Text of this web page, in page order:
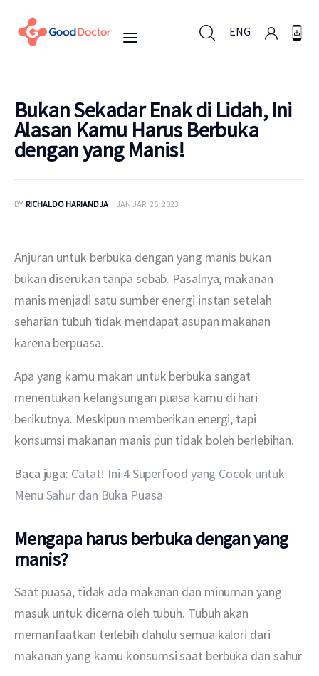
ENG
ENG
Untuk Bisnis
Layanan
Bukan Sekadar Enak di Lidah, Ini
Alasan Kamu Harus Berbuka
dengan yang Manis!
BY RICHALDO HARIANDJA JANUARI 25, 2023
Anjuran untuk berbuka dengan yang manis bukan
bukan diserukan tanpa sebab. Pasalnya, makanan
manis menjadi satu sumber energi instan setelah
seharian tubuh tidak mendapat asupan makanan
karena berpuasa.
Apa yang kamu makan untuk berbuka sangat
menentukan kelangsungan puasa kamu di hari
berikutnya. Meskipun memberikan energi, tapi
konsumsi makanan manis pun tidak boleh berlebihan.
Baca juga: Catat! Ini 4 Superfood yang Cocok untuk
Menu Sahur dan Buka Puasa
Mengapa harus berbuka dengan yang
manis?
Saat puasa, tidak ada makanan dan minuman yang
masuk untuk dicerna oleh tubuh. Tubuh akan
memanfaatkan terlebih dahulu semua kalori dari
makanan yang kamu konsumsi saat berbuka dan sahur